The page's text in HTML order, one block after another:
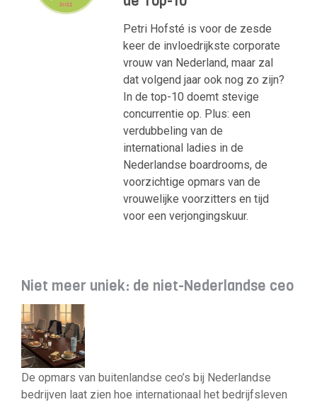
Petri Hofsté is voor de zesde
keer de invloedrijkste corporate
vrouw van Nederland, maar zal
dat volgend jaar ook nog zo zijn?
In de top-10 doemt stevige
concurrentie op. Plus: een
verdubbeling van de
international ladies in de
Nederlandse boardrooms, de
voorzichtige opmars van de
vrouwelijke voorzitters en tijd
voor een verjongingskuur.
Niet meer uniek: de niet-Nederlandse ceo
De opmars van buitenlandse ceo’s bij Nederlandse
bedrijven laat zien hoe internationaal het bedrijfsleven